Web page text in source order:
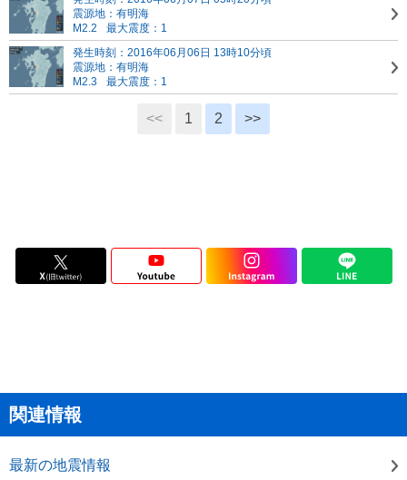
震源地：有明海
M2.2
最大震度：1
発生時刻：2016年06月06日 13時10分頃
震源地：有明海
M2.3
最大震度：1
<< 1 2 >>
関連情報
最新の地震情報